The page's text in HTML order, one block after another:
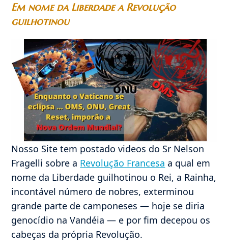
Em nome da Liberdade a Revolução
guilhotinou
Nosso Site tem postado videos do Sr Nelson
Fragelli sobre a Revolução Francesa a qual em
nome da Liberdade guilhotinou o Rei, a Rainha,
incontável número de nobres, exterminou
grande parte de camponeses — hoje se diria
genocídio na Vandéia — e por fim decepou os
cabeças da própria Revolução.